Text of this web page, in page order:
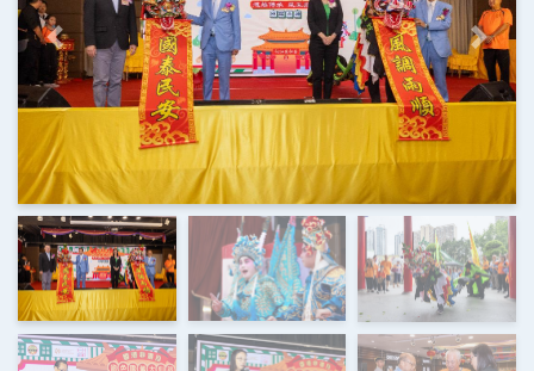
上一页 下一页